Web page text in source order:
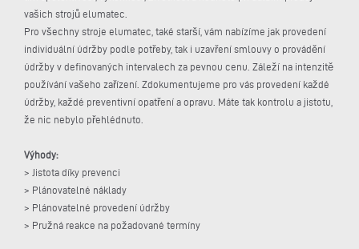
vašich strojů elumatec.
Pro všechny stroje elumatec, také starší, vám nabízíme jak provedení
individuální údržby podle potřeby, tak i uzavření smlouvy o provádění
údržby v definovaných intervalech za pevnou cenu. Záleží na intenzitě
používání vašeho zařízení. Zdokumentujeme pro vás provedení každé
údržby, každé preventivní opatření a opravu. Máte tak kontrolu a jistotu,
že nic nebylo přehlédnuto.
Výhody:
> Jistota díky prevenci
> Plánovatelné náklady
> Plánovatelné provedení údržby
> Pružná reakce na požadované termíny